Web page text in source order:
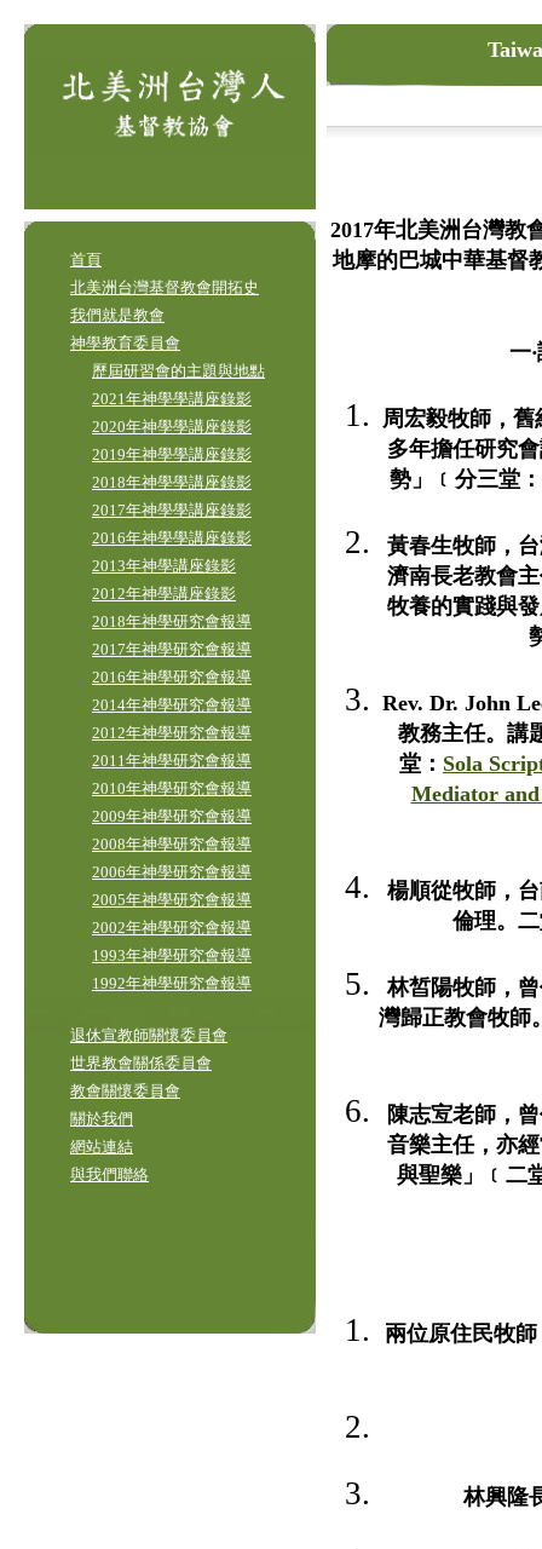
首頁
北美洲台灣基督教會開拓史
我們就是教會
神學教育委員會
歷屆研習會的主題與地點
2021年神學學講座錄影
2020年神學學講座錄影
2019年神學學講座錄影
2018年神學學講座錄影
2017年神學學講座錄影
2016年神學學講座錄影
2013年神學講座錄影
2012年神學講座錄影
2018年神學研究會報導
2017年神學研究會報導
2016年神學研究會報導
2014年神學研究會報導
2012年神學研究會報導
2011年神學研究會報導
2010年神學研究會報導
2009年神學研究會報導
2008年神學研究會報導
2006年神學研究會報導
2005年神學研究會報導
2002年神學研究會報導
1993年神學研究會報導
1992年神學研究會報導
退休宣教師關懷委員會
世界教會關係委員會
教會關懷委員會
關於我們
網站連結
與我們聯絡
2017年北美洲台灣教
地摩的巴城中華基督
一
周宏毅牧師，
多年擔任研究
勢」﹝分三堂
黃春生牧師，
濟南長老教會
牧養的實踐與
Rev. Dr. John
教務主任。講
堂： Sola
Mediator
楊順從牧師，
倫理。
林皙陽牧師，
灣歸正教會牧師
陳志宐老師，
音樂主任，亦
與聖樂」﹝二
兩位原住民牧
林興隆